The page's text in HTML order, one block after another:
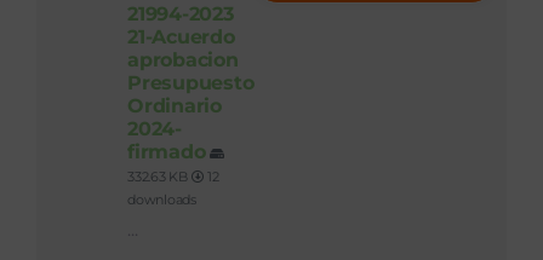
21994-2023
21-Acuerdo
aprobacion
Presupuesto
Ordinario
2024-
firmado
332.63 KB
12
downloads
...